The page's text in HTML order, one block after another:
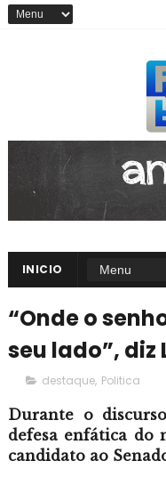
INICIO
“Onde o
seu lado”, diz
destaque, Politica
Durante o
defesa enfática do
candidato ao